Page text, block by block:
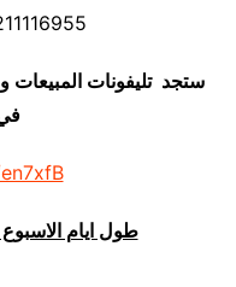
01211116962
ستجد تليفونات
طول ايام